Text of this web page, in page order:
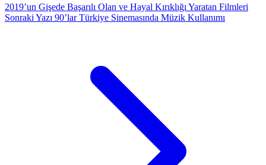
2019’un Gişede Başarılı Olan ve Hayal Kırıklığı Yaratan Filmleri
Sonraki Yazı 90’lar Türkiye Sinemasında Müzik Kullanımı